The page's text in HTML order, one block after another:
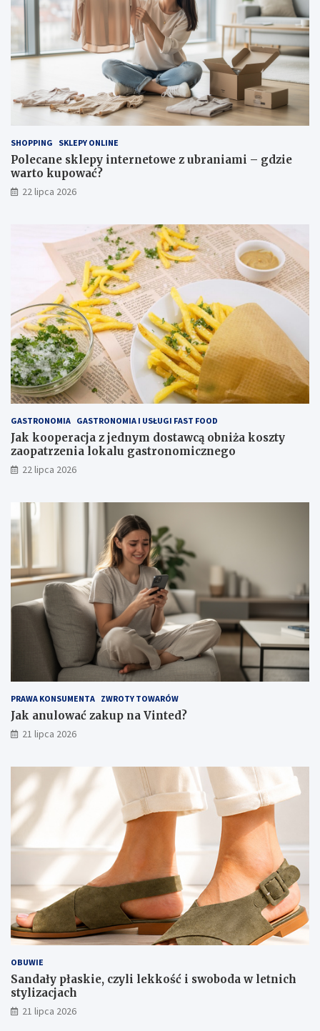
SHOPPING SKLEPY ONLINE
Polecane sklepy internetowe z ubraniami – gdzie
warto kupować?
22 lipca 2026
GASTRONOMIA GASTRONOMIA I USŁUGI FAST FOOD
Jak kooperacja z jednym dostawcą obniża koszty
zaopatrzenia lokalu gastronomicznego
22 lipca 2026
PRAWA KONSUMENTA ZWROTY TOWARÓW
Jak anulować zakup na Vinted?
21 lipca 2026
OBUWIE
Sandały płaskie, czyli lekkość i swoboda w letnich
stylizacjach
21 lipca 2026